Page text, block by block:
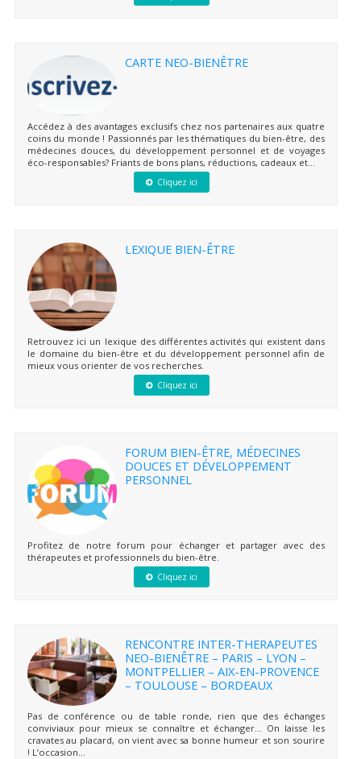
CARTE NEO-BIENÊTRE
Accédez à des avantages exclusifs chez nos partenaires aux quatre
coins du monde ! Passionnés par les thématiques du bien-être, des
médecines douces, du développement personnel et de voyages
éco-responsables? Friants de bons plans, réductions, cadeaux et...
Cliquez ici
LEXIQUE BIEN-ÊTRE
Retrouvez ici un lexique des différentes activités qui existent dans
le domaine du bien-être et du développement personnel afin de
mieux vous orienter de vos recherches.
Cliquez ici
FORUM BIEN-ÊTRE, MÉDECINES
DOUCES ET DÉVELOPPEMENT
PERSONNEL
Profitez de notre forum pour échanger et partager avec des
thérapeutes et professionnels du bien-être.
Cliquez ici
RENCONTRE INTER-THERAPEUTES
NEO-BIENÊTRE – PARIS – LYON –
MONTPELLIER – AIX-EN-PROVENCE
– TOULOUSE – BORDEAUX
Pas de conférence ou de table ronde, rien que des échanges
conviviaux pour mieux se connaître et échanger… On laisse les
cravates au placard, on vient avec sa bonne humeur et son sourire
! L’occasion...